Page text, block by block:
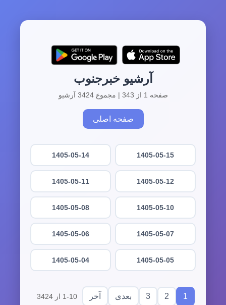
آرشیو خبرجنوب
صفحه 1 از 343 | مجموع 3424 آرشیو
صفحه اصلی
1405-05-15
1405-05-14
1405-05-12
1405-05-11
1405-05-10
1405-05-08
1405-05-07
1405-05-06
1405-05-05
1405-05-04
1
2
3 بعدی آخر 1-10 از 3424